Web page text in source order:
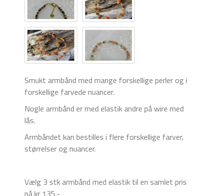
Smukt armbånd med mange forskellige perler og i
forskellige farvede nuancer.
Nogle armbånd er med elastik andre på wire med
lås.
Armbåndet kan bestilles i flere forskellige farver,
størrelser og nuancer.
Vælg 3 stk armbånd med elastik til en samlet pris
på kr 135,-